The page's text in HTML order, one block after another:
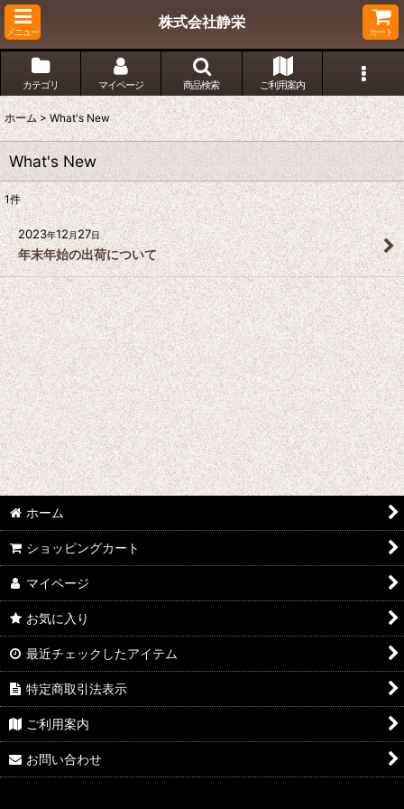
メニュー
株式会社静栄
カート
カテゴリ マイページ 商品検索 ご利用案内
ホーム > What's New
What's New
1件
2023年12月27日
年末年始の出荷について
ホーム
ショッピングカート
マイページ
お気に入り
最近チェックしたアイテム
特定商取引法表示
ご利用案内
お問い合わせ